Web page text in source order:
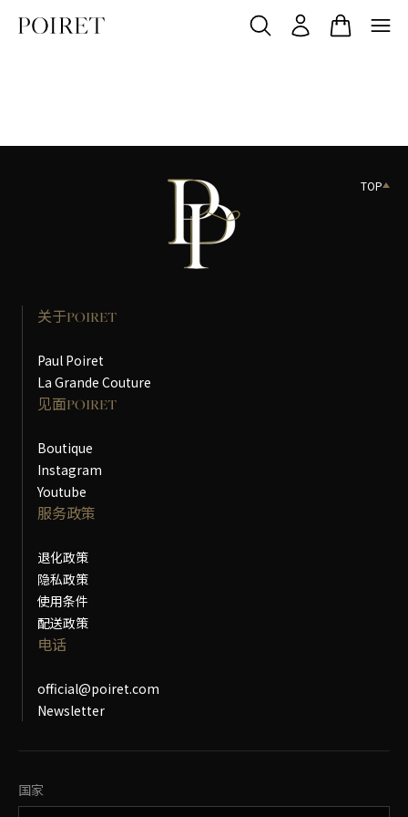
关于POIRET
Paul Poiret
La Grande Couture
见面POIRET
Boutique
Instagram
Youtube
服务政策
退化政策
隐私政策
使用条件
配送政策
电话
official@poiret.com
Newsletter
国家
更改国家
TOP